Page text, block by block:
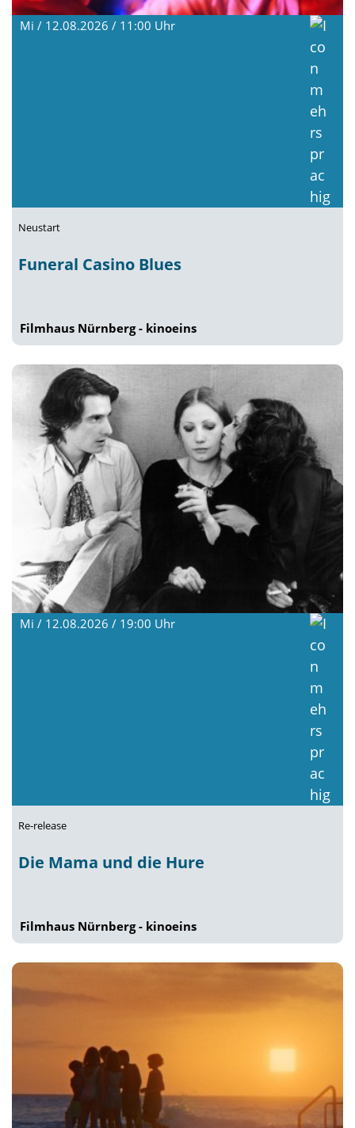
Mi / 12.08.2026 / 11:00 Uhr
Neustart
Funeral Casino Blues
Filmhaus Nürnberg - kinoeins
Mi / 12.08.2026 / 19:00 Uhr
Re-release
Die Mama und die Hure
Filmhaus Nürnberg - kinoeins